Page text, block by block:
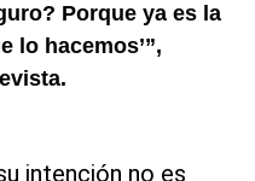
Porque ya es la
lo hacemos’”,
intención no es